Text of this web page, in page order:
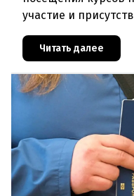
участие и
Те, кто без
Читать далее